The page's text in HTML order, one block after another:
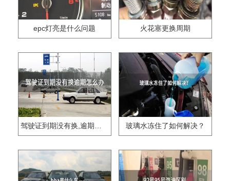
epc灯亮是什么问题 火花塞更换周期
驾驶证到期没有换,逾期怎么办?? 玻璃水冻住了如何解决？